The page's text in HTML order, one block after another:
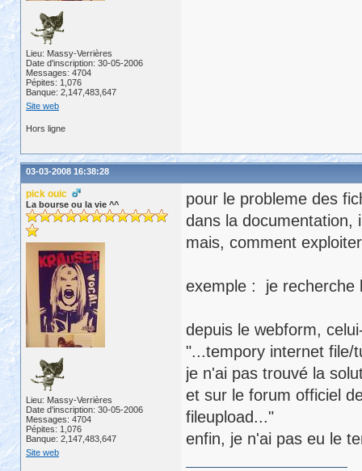
Lieu: Massy-Verrières
Date d'inscription: 30-05-2006
Messages: 4704
Pépites: 1,076
Banque: 2,147,483,647
Site web
Hors ligne
03-03-2008 16:38:28
pick ouic
La bourse ou la vie ^^
Lieu: Massy-Verrières
Date d'inscription: 30-05-2006
Messages: 4704
Pépites: 1,076
Banque: 2,147,483,647
Site web
pour le probleme des
dans la documentation,
mais, comment
exemple : je recherche
depuis le webform,
"...tempory internet file/
je n'ai pas trouvé la
et sur le forum officiel
fileupload..."
enfin, je n'ai pas eu le